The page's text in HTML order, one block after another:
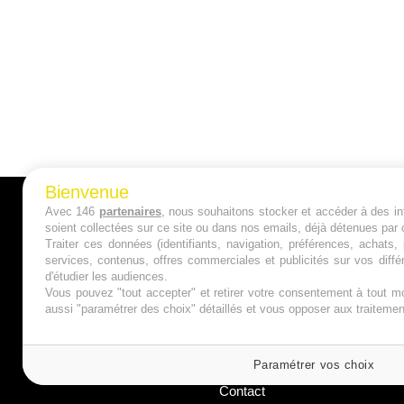
A PROPOS
Qui sommes nous ?
Mentions Légales
Politique de Cookies
Contact
Bienvenue
Avec 146 partenaires, nous souhaitons stocker et accéder à des
soient collectées sur ce site ou dans nos emails, déjà détenues
Traiter ces données (identifiants, navigation, préférences,
services, contenus, offres commerciales et publicités sur vos
d'étudier les audiences.
Vous pouvez "tout accepter" et retirer votre consentement à tout
aussi "paramétrer des choix" détaillés et vous opposer aux
Paramétrer vos choix